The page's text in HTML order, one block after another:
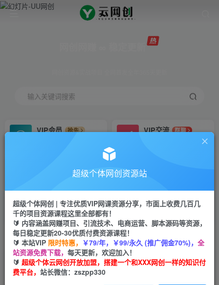
输入关键词搜索
VIP会员
抢先
VIP交流
群聊
研究探讨更多创业项目路子。
会员专属推广链接
招募站长
挂机
项目
脚本卡密
APP下载
GO
首页 创业课程 会员免费 正文
阿呆电商线上年会员，阿呆电商干货分享（更新
中）
超级个体网创资源站
超级个体网创 | 专注优质VIP网课资源分享，市面上收费几百几
千的项目资源课程这里全部都有！
🔰 内容涵盖网赚项目、引流技术、电商运营、脚本源码等资源，
每日稳定更新20-30优质付费资源课程！
🔰 本站VIP 限时特惠， ￥79/年，￥99/永久 (推广佣金70%)， 全
站资源免费下载， 每天更新，欢迎加入！
🔰 超级个体云网创开放加盟，搭建一个和XXX网创一样的知识付
费平台， 站长微信：zszpp330